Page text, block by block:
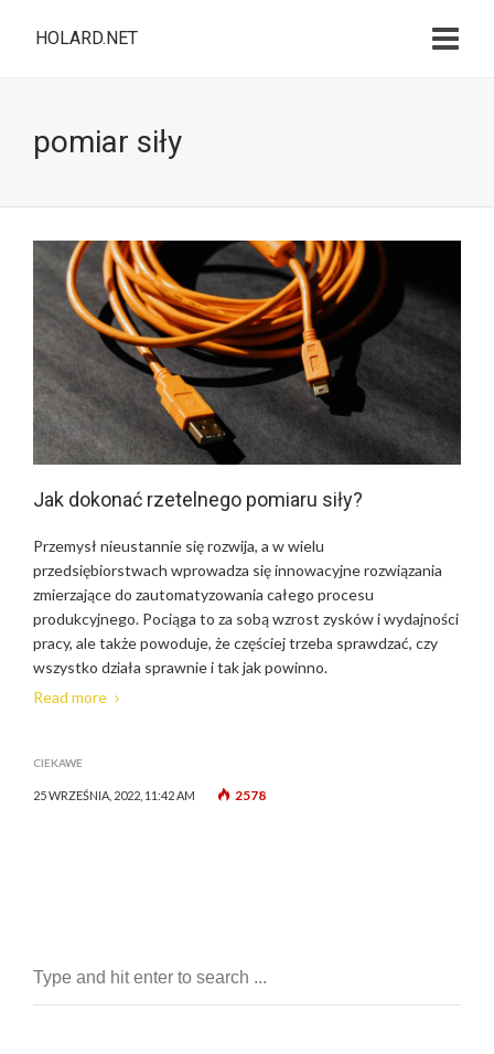
HOLARD.NET
pomiar siły
Jak dokonać rzetelnego pomiaru siły?
Przemysł nieustannie się rozwija, a w wielu
przedsiębiorstwach wprowadza się innowacyjne rozwiązania
zmierzające do zautomatyzowania całego procesu
produkcyjnego. Pociąga to za sobą wzrost zysków i wydajności
pracy, ale także powoduje, że częściej trzeba sprawdzać, czy
wszystko działa sprawnie i tak jak powinno.
Read more
CIEKAWE
25 WRZEŚNIA, 2022, 11:42 AM 2578